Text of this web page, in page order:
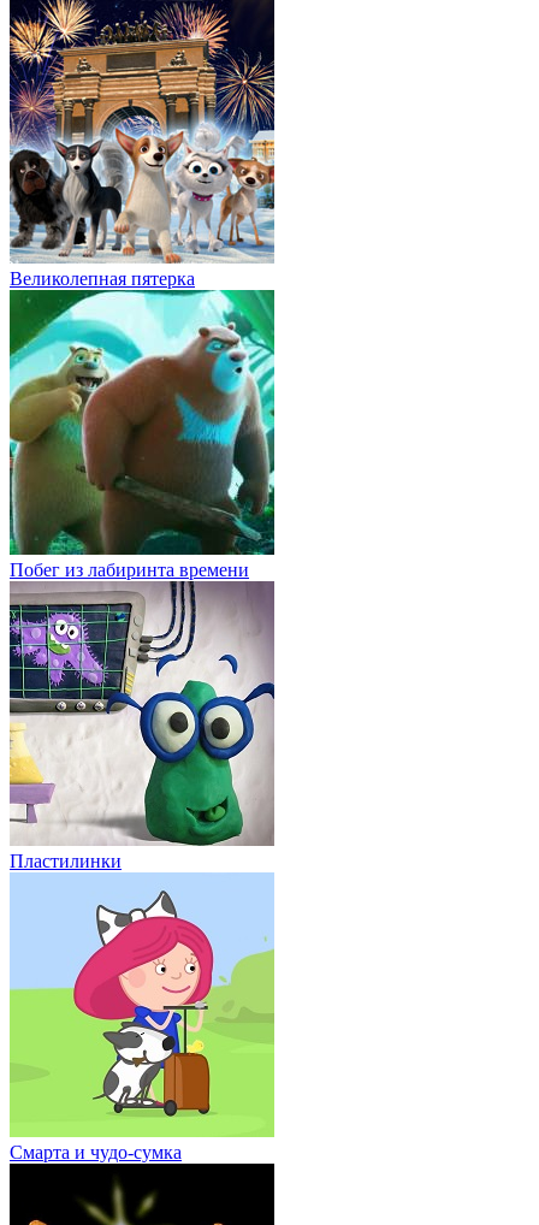
Великолепная пятерка
Побег из лабиринта времени
Пластилинки
Смарта и чудо-сумка